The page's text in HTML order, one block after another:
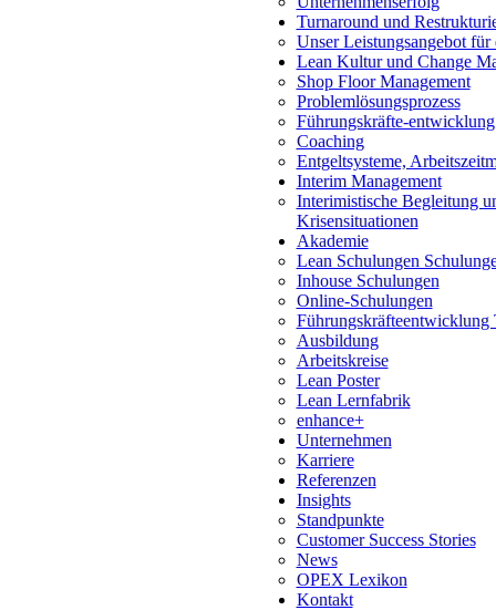
Turnaround und
Unser Leistungsangebot
Lean Kultur und Change
Shop Floor Management
Problemlösungsprozess
Führungskräfte-entwicklung
Coaching
Entgeltsysteme,
Interim Management
Interimistische Begleitung
Krisensituationen
Akademie
Lean Schulungen
Inhouse Schulungen
Online-Schulungen
Führungskräfteentwicklung
Ausbildung
Arbeitskreise
Lean Poster
Lean Lernfabrik
enhance+
Unternehmen
Karriere
Referenzen
Insights
Standpunkte
Customer Success Stories
News
OPEX Lexikon
Kontakt